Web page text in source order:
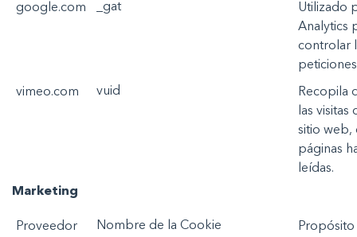
google.com _gat Utilizado
Analytics
controlar
peticiones
vimeo.com vuid Recopila
las visitas
sitio web,
páginas
leídas.
Marketing
Proveedor Nombre de la Cookie Propósito